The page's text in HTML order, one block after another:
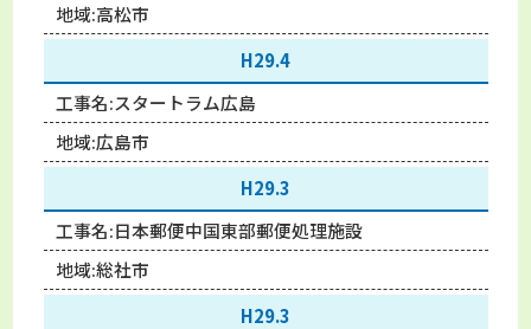
地域:高松市
H29.4
工事名:スタートラム広島
地域:広島市
H29.3
工事名:日本郵便中国東部郵便処理施設
地域:総社市
H29.3